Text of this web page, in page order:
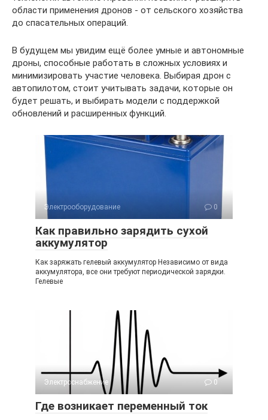
области применения дронов - от сельского хозяйства
до спасательных операций.
В будущем мы увидим ещё более умные и автономные
дроны, способные работать в сложных условиях и
минимизировать участие человека. Выбирая дрон с
автопилотом, стоит учитывать задачи, которые он
будет решать, и выбирать модели с поддержкой
обновлений и расширенных функций.
Электрооборудование 0
Как правильно зарядить сухой
аккумулятор
Как заряжать гелевый аккумулятор Независимо от вида
аккумулятора, все они требуют периодической зарядки.
Гелевые
Электроснабжение 0
Где возникает переменный ток